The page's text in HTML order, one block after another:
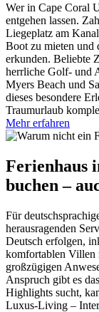
Wer in Cape Coral
entgehen lassen.
Liegeplatz am
Boot zu mieten und
erkunden. Beliebte
herrliche Golf- und
Myers Beach und
dieses besondere
Traumurlaub
Mehr erfahren
Ferienhaus
buchen –
Für
herausragenden
Deutsch erfolgen,
komfortablen Villen
großzügigen
Anspruch gibt es
Highlights sucht,
Luxus-Living –